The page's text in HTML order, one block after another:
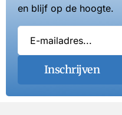
en blijf op de hoogte.
Inschrijven